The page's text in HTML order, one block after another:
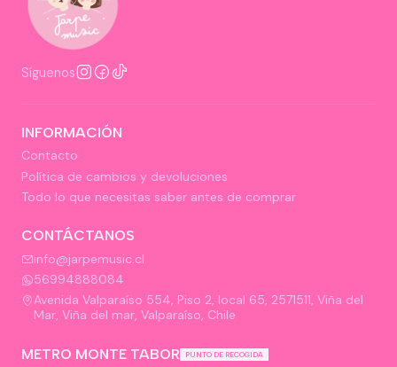
Síguenos
INFORMACIÓN
Contacto
Política de cambios y devoluciones
Todo lo que necesitas saber antes de comprar
CONTÁCTANOS
info@jarpemusic.cl
56994888084
Avenida Valparaíso 554, Piso 2, local 65, 2571511, Viña del
Mar, Viña del mar, Valparaíso, Chile
METRO MONTE TABOR PUNTO DE RECOGIDA